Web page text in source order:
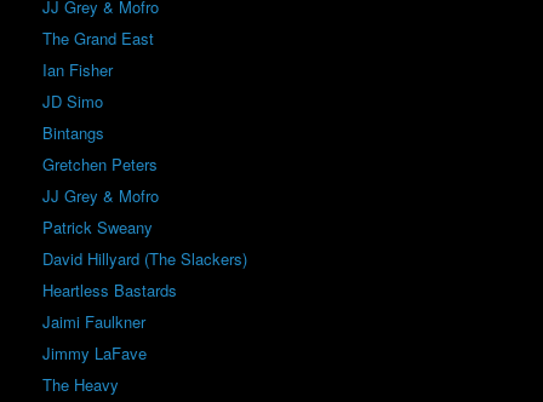
JJ Grey & Mofro
The Grand East
Ian Fisher
JD Simo
Bintangs
Gretchen Peters
JJ Grey & Mofro
Patrick Sweany
David Hillyard (The Slackers)
Heartless Bastards
Jaimi Faulkner
Jimmy LaFave
The Heavy